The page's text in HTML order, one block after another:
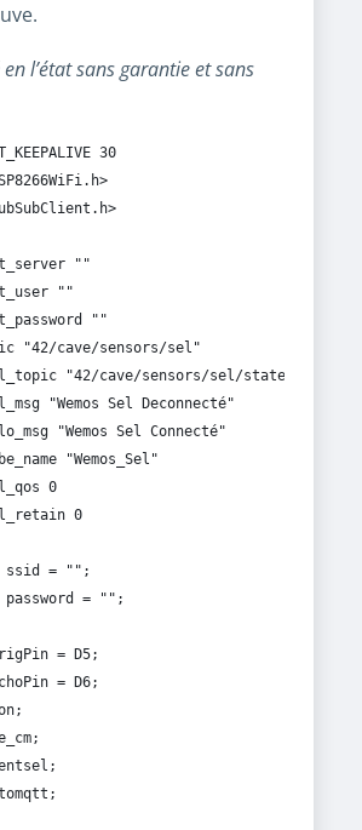
l’état sans garantie et sans
30
""
""
""
"42/cave/sensors/sel"
"42/cave/sensors/sel/state"
"Wemos Sel Deconnecté"
"Wemos Sel Connecté"
"Wemos_Sel"
0
0
ssid = "";
= "";
= D5;
= D6;